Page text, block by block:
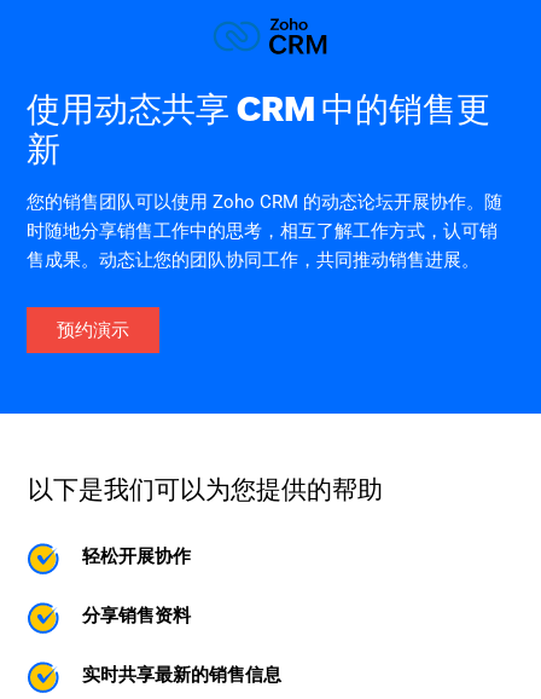
使用动态共享 CRM 中的销售更
新
您的销售团队可以使用 Zoho CRM 的动态论坛开展协作。随
时随地分享销售工作中的思考，相互了解工作方式，认可销
售成果。动态让您的团队协同工作，共同推动销售进展。
预约演示
以下是我们可以为您提供的帮助
轻松开展协作
分享销售资料
实时共享最新的销售信息